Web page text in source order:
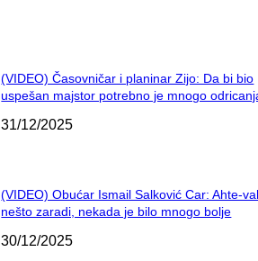
(VIDEO) Časovničar i planinar Zijo: Da bi bio
uspešan majstor potrebno je mnogo
31/12/2025
(VIDEO) Obućar Ismail Salković Car: Ahte-
nešto zaradi, nekada je bilo mnogo bolje
30/12/2025